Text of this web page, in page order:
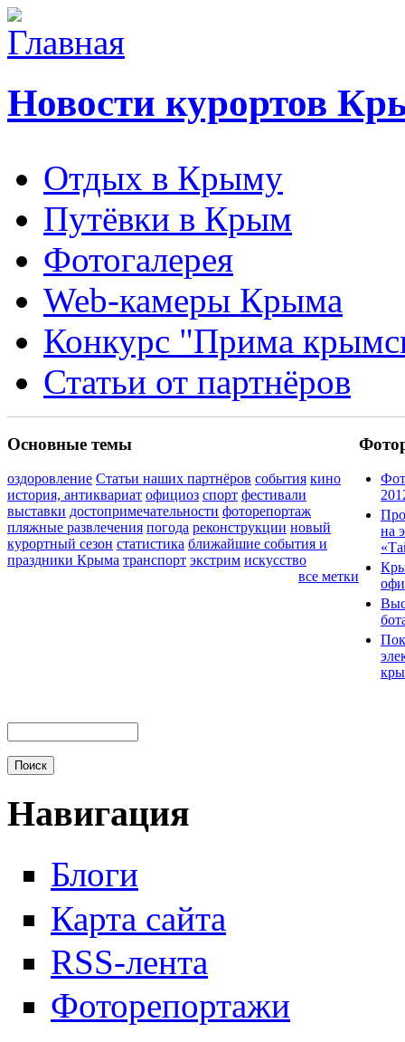
Новости курортов
Отдых в Крыму
Путёвки в Крым
Фотогалерея
Web-камеры Крыма
Конкурс "Прима
Статьи от партнёров
Основные темы
оздоровление Статьи наших партнёров события кино
история, антиквариат официоз спорт фестивали
выставки достопримечательности фоторепортаж
пляжные развлечения погода реконструкции новый
курортный сезон статистика ближайшие события и
праздники Крыма транспорт экстрим искусство
все метки
на
Навигация
Блоги
Карта сайта
RSS-лента
Фоторепортажи